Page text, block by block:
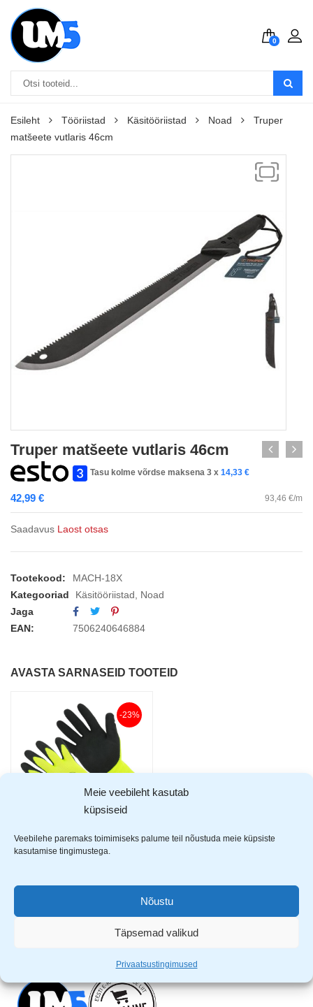
Meie veebileht kasutab
küpsiseid
Veebilehe paremaks toimimiseks palume teil nõustuda meie küpsiste
kasutamise tingimustega.
Nõustu
Täpsemad valikud
Privaatsustingimused
0
Esileht Tööriistad Käsitööriistad Noad
Truper
matšeete vutlaris 46cm
Truper matšeete vutlaris 46cm
Tasu kolme võrdse maksena 3 x 14,33 €
42,99 € 93,46 €/m
Saadavus Laost otsas
Tootekood:
MACH-18X
Kategooriad
Käsitööriistad
Noad
Jaga
EAN:
7506240646884
AVASTA SARNASEID TOOTEID
-23%
HW Raptor töökindad